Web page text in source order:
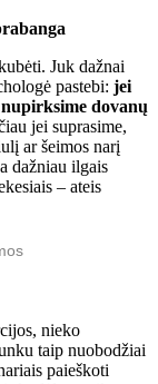
Juk dažnai
pastebi: jei
dovanų
jei suprasime,
ar šeimos narį
dažniau ilgais
– ateis
nieko
taip nuobodžiai
paieškoti